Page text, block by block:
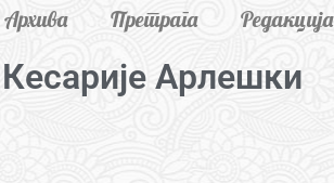
Архива Претрага Редакција
Арлешки